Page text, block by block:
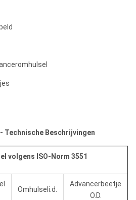
Technische Beschrijvingen
volgens ISO-Norm 3551
Omhulseli.d.
Advancerbeetje
O.D.